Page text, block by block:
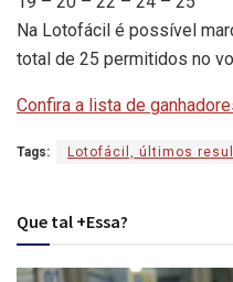
Na Lotofácil é possível
total de 25 permitidos no
Confira a lista de
Tags: Lotofácil, últimos
Que tal +Essa?